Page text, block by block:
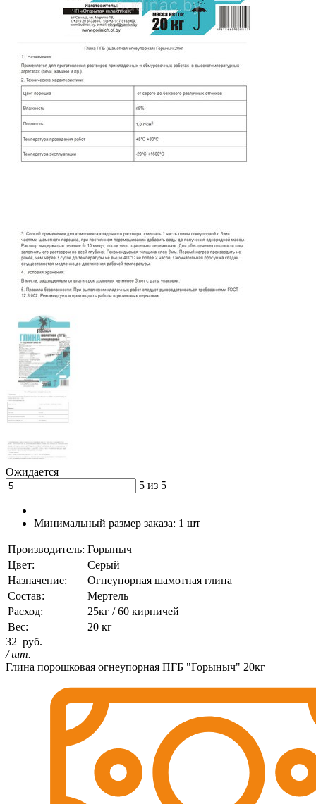
Ожидается
5 из 5
Минимальный размер заказа: 1 шт
Производитель: Горыныч
Цвет:
Серый
Назначение:
Огнеупорная шамотная глина
Состав:
Мертель
Расход:
25кг / 60 кирпичей
Вес:
20 кг
32 руб.
/ шт.
Глина порошковая огнеупорная ПГБ "Горыныч" 20кг